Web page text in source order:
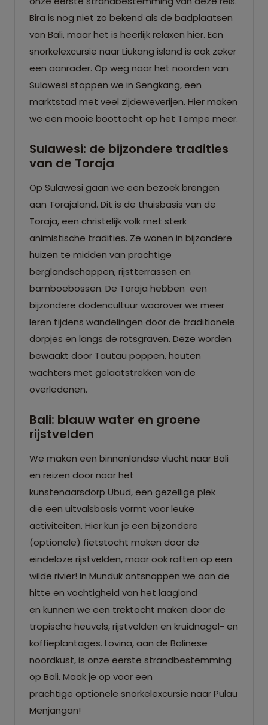
Bira is nog niet zo bekend als de badplaatsen
van Bali, maar het is heerlijk relaxen hier. Een
snorkelexcursie naar Liukang island is ook zeker
een aanrader. Op weg naar het noorden van
Sulawesi stoppen we in Sengkang, een
marktstad met veel zijdeweverijen. Hier maken
we een mooie boottocht op het Tempe meer.
Sulawesi: de bijzondere tradities
van de Toraja
Op Sulawesi gaan we een bezoek brengen
aan Torajaland. Dit is de thuisbasis van de
Toraja, een christelijk volk met sterk
animistische tradities. Ze wonen in bijzondere
huizen te midden van prachtige
berglandschappen, rijstterrassen en
bamboebossen. De Toraja hebben een
bijzondere dodencultuur waarover we meer
leren tijdens wandelingen door de traditionele
dorpjes en langs de rotsgraven. Deze worden
bewaakt door Tautau poppen, houten
wachters met gelaatstrekken van de
overledenen.
Bali: blauw water en groene
rijstvelden
We maken een binnenlandse vlucht naar Bali
en reizen door naar het
kunstenaarsdorp Ubud, een gezellige plek
die een uitvalsbasis vormt voor leuke
activiteiten. Hier kun je een bijzondere
(optionele) fietstocht maken door de
eindeloze rijstvelden, maar ook raften op een
wilde rivier! In Munduk ontsnappen we aan de
hitte en vochtigheid van het laagland
en kunnen we een trektocht maken door de
tropische heuvels, rijstvelden en kruidnagel- en
koffieplantages. Lovina, aan de Balinese
noordkust, is onze eerste strandbestemming
op Bali. Maak je op voor een
prachtige optionele snorkelexcursie naar Pulau
Menjangan!